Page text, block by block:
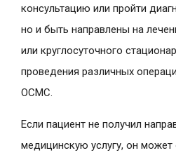
консультацию или пройти
но и быть направлены на
или круглосуточного
проведения различных
ОСМС.
Если пациент не получил
медицинскую услугу, он